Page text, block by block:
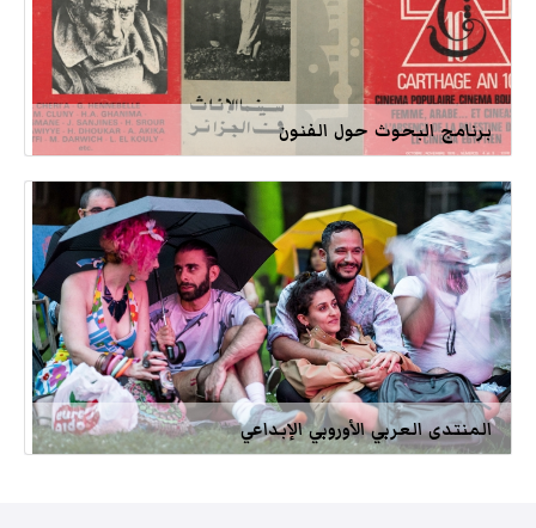
برنامج البحوث حول الفنون
المنتدى العربي الأوروبي الإبداعي